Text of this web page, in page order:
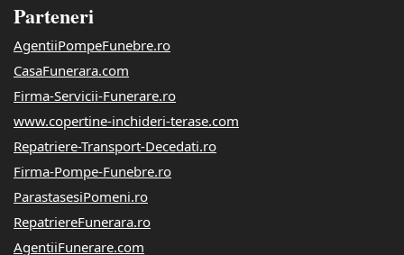
Parteneri
AgentiiPompeFunebre.ro
CasaFunerara.com
Firma-Servicii-Funerare.ro
www.copertine-inchideri-terase.com
Repatriere-Transport-Decedati.ro
Firma-Pompe-Funebre.ro
ParastasesiPomeni.ro
RepatriereFunerara.ro
AgentiiFunerare.com